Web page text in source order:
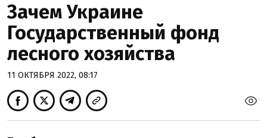
Зачем Украине
Государственный фонд
лесного хозяйства
11 ОКТЯБРЯ 2022, 08:17